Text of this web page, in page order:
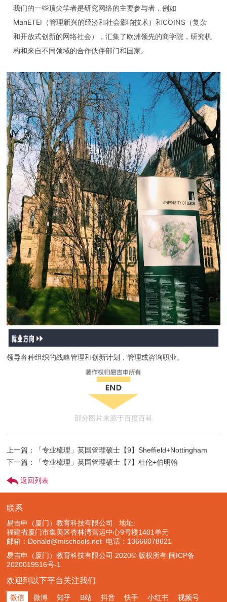
我们的一些顶尖学者是研究网络的主要参与者，例如
ManETEI（管理新兴的经济和社会影响技术）和COINS（复杂
和开放式创新的网络社会），汇集了欧洲领先的商学院，研究机
构和来自不同领域的合作伙伴部门和国家。
领导各种组织的战略管理和创新计划，管理或咨询职业。
部分图片来源于百度百科
上一篇：「专业梳理」英国管理硕士【9】Sheffield+Nottingham
下一篇：「专业梳理」英国管理硕士【7】杜伦+伯明翰
返回列表
联系
易吉申（厦门）教育科技有限公司 地址:
福建省厦门市集美区杏林湾营运中心9号楼1401单元
邮箱：Donald@mischools.net 电话：13666078621
易吉申（厦门）教育科技有限公司 2020© 版权所有 闽ICP备
2020019516号-1
欢迎到以下平台关注我们
微信 微博 知乎 B站 抖音 快手 小红书 视频号